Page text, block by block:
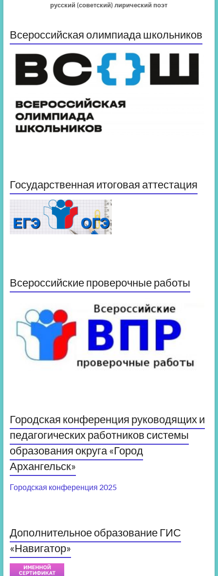
русский (советский) лирический поэт
Всероссийская олимпиада школьников
Государственная итоговая аттестация
Всероссийские проверочные работы
Городская конференция руководящих и
педагогических работников системы
образования округа «Город
Архангельск»
Городская конференция 2025
Дополнительное образование ГИС
«Навигатор»